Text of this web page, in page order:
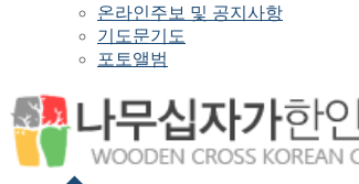
온라인주보 및 공지사항
기도문기도
포토앨범